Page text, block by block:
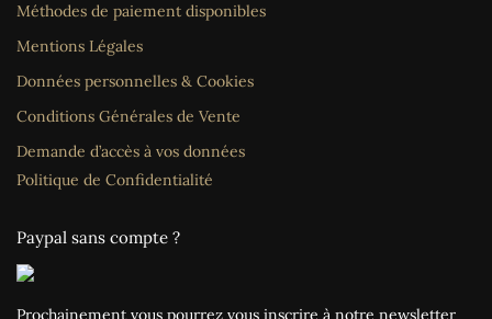
Méthodes de paiement disponibles
Mentions Légales
Données personnelles & Cookies
Conditions Générales de Vente
Demande d’accès à vos données
Politique de Confidentialité
Paypal sans compte ?
Prochainement vous pourrez vous inscrire à notre newsletter